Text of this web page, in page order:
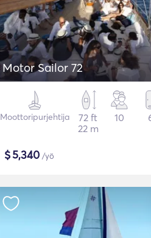
Motor Sailor 72
Moottoripurjehtija
72 ft
22 m
10
$5,340 /yö